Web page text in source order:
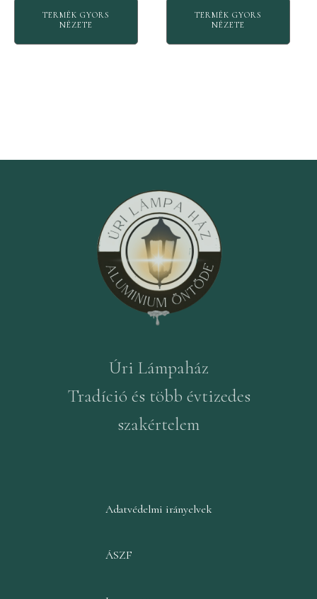
TERMÉK GYORS
NÉZETE
TERMÉK GYORS
NÉZETE
Úri Lámpaház
Tradíció és több évtizedes
szakértelem
Adatvédelmi irányelvek
ÁSZF